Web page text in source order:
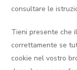
consultare le
Tieni presente che
correttamente se
cookie nel vostro